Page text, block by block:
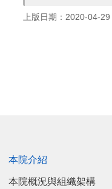
上版日期：2020-04-29
本院介紹
本院概況與組織架構